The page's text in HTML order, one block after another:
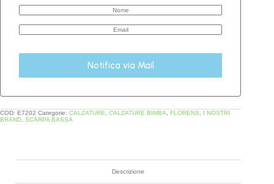
Notifica via Mail
COD: E7202 Categorie: CALZATURE CALZATURE BIMBA FLORENS
I NOSTRI
BRAND SCARPA BASSA
Descrizione